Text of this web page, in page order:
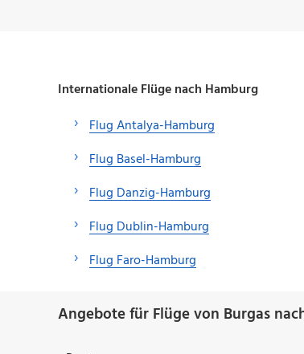
Internationale Flüge nach Hamburg
Flug Antalya-Hamburg
Flug Basel-Hamburg
Flug Danzig-Hamburg
Flug Dublin-Hamburg
Flug Faro-Hamburg
Angebote für Flüge von Burgas